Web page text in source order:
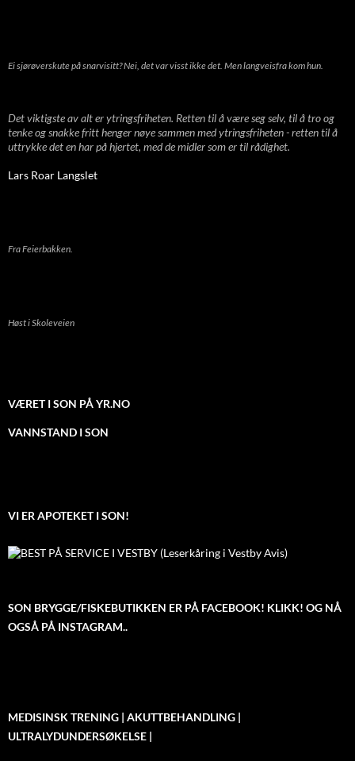
Ei sjørøverskute på snarvisitt? Nei, det var visst ikke det. Men langveisfra kom hun.
Det viktigste av alt er ytringsfriheten. Retten til å være seg selv, til å tro og
tenke og snakke fritt henger nøye sammen med ytringsfriheten - retten til å
uttrykke det en har på hjertet, med de midler som er til rådighet.
Lars Roar Langslet
Fra Feierbakken.
Høst i Skoleveien
VÆRET I SON PÅ YR.NO
VANNSTAND I SON
VI ER APOTEKET I SON!
SON BRYGGE/FISKEBUTIKKEN ER PÅ FACEBOOK! KLIKK! OG NÅ
OGSÅ PÅ INSTAGRAM..
MEDISINSK TRENING | AKUTTBEHANDLING |
ULTRALYDUNDERSØKELSE |